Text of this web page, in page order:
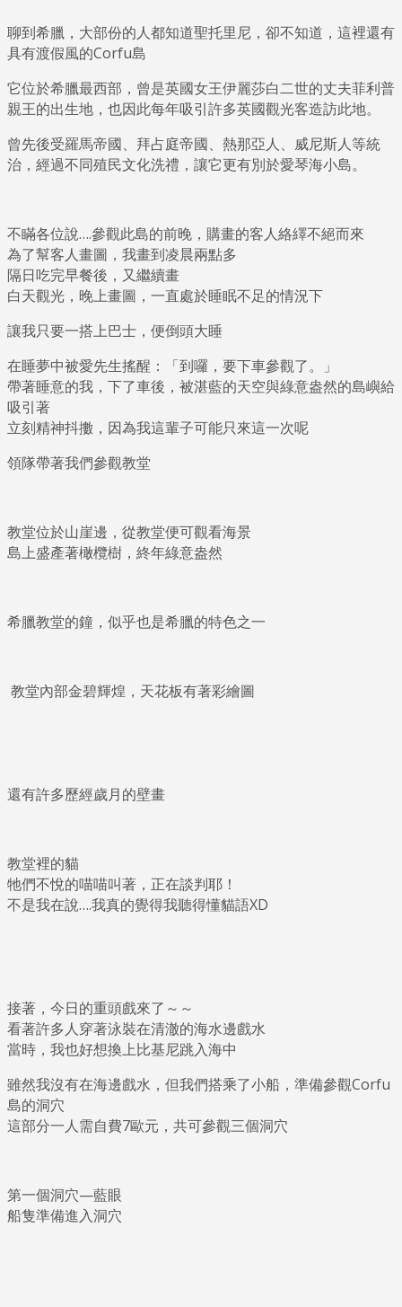
聊到希臘，大部份的人都知道聖托里尼，卻不知道，這裡還有
具有渡假風的Corfu島
它位於希臘最西部，曾是英國女王伊麗莎白二世的丈夫菲利普
親王的出生地，也因此每年吸引許多英國觀光客造訪此地。
曾先後受羅馬帝國、拜占庭帝國、熱那亞人、威尼斯人等統
治，經過不同殖民文化洗禮，讓它更有別於愛琴海小島。
不瞞各位說….參觀此島的前晚，購畫的客人絡繹不絕而來
為了幫客人畫圖，我畫到凌晨兩點多
隔日吃完早餐後，又繼續畫
白天觀光，晚上畫圖，一直處於睡眠不足的情況下
讓我只要一搭上巴士，便倒頭大睡
在睡夢中被愛先生搖醒：「到囉，要下車參觀了。」
帶著睡意的我，下了車後，被湛藍的天空與綠意盎然的島嶼給
吸引著
立刻精神抖擻，因為我這輩子可能只來這一次呢
領隊帶著我們參觀教堂
教堂位於山崖邊，從教堂便可觀看海景
島上盛產著橄欖樹，終年綠意盎然
希臘教堂的鐘，似乎也是希臘的特色之一
教堂內部金碧輝煌，天花板有著彩繪圖
還有許多歷經歲月的壁畫
教堂裡的貓
牠們不悅的喵喵叫著，正在談判耶！
不是我在說….我真的覺得我聽得懂貓語XD
接著，今日的重頭戲來了～～
看著許多人穿著泳裝在清澈的海水邊戲水
當時，我也好想換上比基尼跳入海中
雖然我沒有在海邊戲水，但我們搭乘了小船，準備參觀Corfu
島的洞穴
這部分一人需自費7歐元，共可參觀三個洞穴
第一個洞穴—藍眼
船隻準備進入洞穴